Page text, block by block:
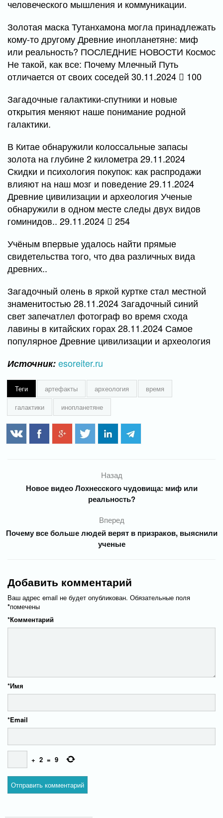
человеческого мышления и коммуникации.
Золотая маска Тутанхамона могла принадлежать
кому-то другому Древние инопланетяне: миф
или реальность? ПОСЛЕДНИЕ НОВОСТИ Космос
Не такой, как все: Почему Млечный Путь
отличается от своих соседей 30.11.2024
100
Загадочные галактики-спутники и новые
открытия меняют наше понимание родной
галактики.
В Китае обнаружили колоссальные запасы
золота на глубине 2 километра 29.11.2024
Скидки и психология покупок: как распродажи
влияют на наш мозг и поведение 29.11.2024
Древние цивилизации и археология Ученые
обнаружили в одном месте следы двух видов
гоминидов.. 29.11.2024
254
Учёным впервые удалось найти прямые
свидетельства того, что два различных вида
древних..
Загадочный олень в яркой куртке стал местной
знаменитостью 28.11.2024 Загадочный синий
свет запечатлел фотограф во время схода
лавины в китайских горах 28.11.2024 Самое
популярное Древние цивилизации и археология
Источник:esoreiter.ru
Теги артефакты археология
время
галактики
инопланетяне
Назад
Новое видео Лохнесского чудовища: миф или
реальность?
Вперед
Почему все больше людей верят в призраков, выяснили
ученые
Добавить комментарий
Ваш адрес email не будет опубликован. Обязательные поля
помечены
*
Комментарий
*
Имя
*
Email
*
+ 2 = 9